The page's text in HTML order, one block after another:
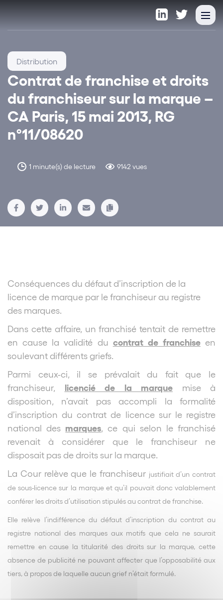
Contrat de franchise et droits
du franchiseur sur la marque –
CA Paris, 15 mai 2013, RG
n°11/08620
1 minute(s) de lecture 9142 vues
Distribution
Conséquences du défaut d’inscription de la
licence de marque par le franchiseur au registre
des marques.
Dans cette affaire, un franchisé tentait de remettre
en cause la validité du contrat de franchiseen
soulevant différents griefs.
Parmi ceux-ci, il se prévalait du fait que le
franchiseur, licencié de la marque mise à
disposition, n’avait pas accompli la formalité
d’inscription du contrat de licence sur le registre
national des marques , ce qui selon le franchisé
revenait à considérer que le franchiseur ne
disposait pas de droits sur la marque.
La Cour relève que le franchiseur justifiait d’un contrat
de sous-licence sur la marque et qu’il pouvait donc valablement
conférer les droits d’utilisation stipulés au contrat de franchise.
Elle relève l’indifférence du défaut d’inscription du contrat au
registre national des marques aux motifs que cela ne saurait
remettre en cause la titularité des droits sur la marque, cette
absence de publicité ne pouvant affecter que l’opposabilité aux
tiers, à propos de laquelle aucun grief n’était formulé.